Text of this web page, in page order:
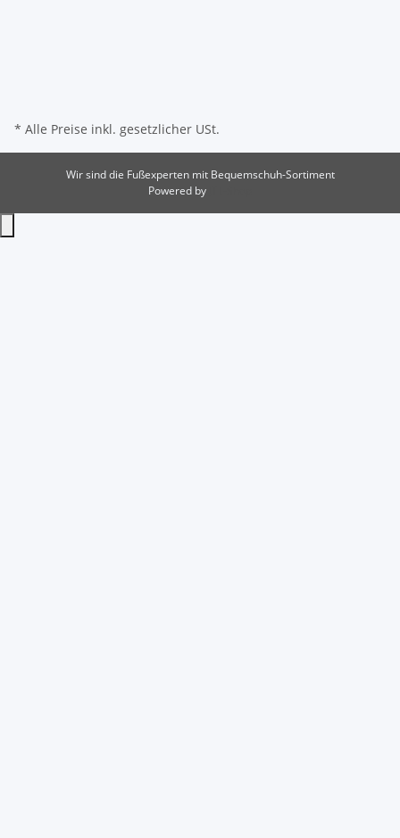
* Alle Preise inkl. gesetzlicher USt.
Wir sind die Fußexperten mit Bequemschuh-Sortiment
Powered by